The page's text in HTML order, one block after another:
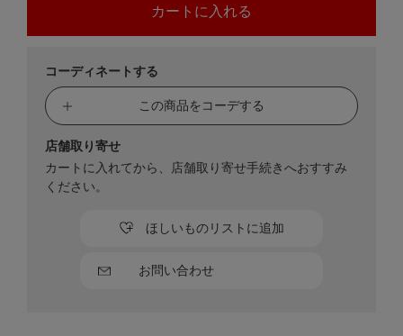
コーディネートする
この商品をコーデする
お問い合わせ
ほしいものリストに追加
店舗取り寄せ
カートに入れてから、店舗取り寄せ手続きへおすすみ
ください。